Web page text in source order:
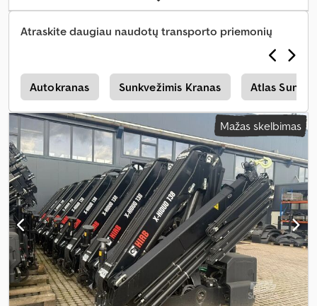
Atraskite daugiau naudotų transporto priemonių
Autokranas Sunkvežimis Kranas Atlas
Mažas skelbimas